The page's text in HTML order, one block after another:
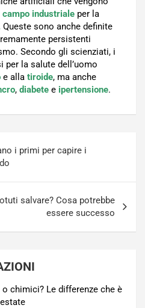
campo industriale per la
Queste sono anche definite
persistenti
Secondo gli scienziati, i
la salute dell’uomo
e alla tiroide, ma anche
, diabete e ipertensione.
i primi per capire i
salvare? Cosa potrebbe
essere successo
chimici? Le differenze che è